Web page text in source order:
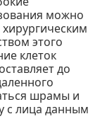
можно
этого
клеток
до
шрамы и
с лица данным